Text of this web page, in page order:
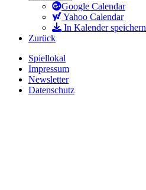
Google Calendar
Yahoo Calendar
In Kalender speichern
Zurück
Spiellokal
Impressum
Newsletter
Datenschutz